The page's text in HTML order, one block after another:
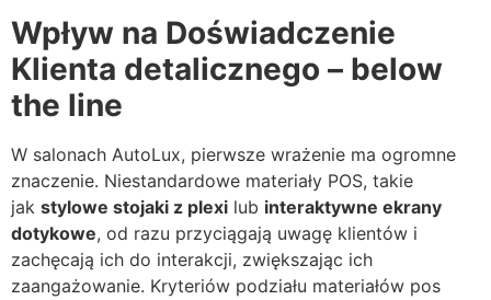
Wpływ na Doświadczenie
Klienta detalicznego – below
the line
W salonach AutoLux, pierwsze wrażenie ma ogromne
znaczenie. Niestandardowe materiały POS, takie
jak stylowe stojaki z plexi lub interaktywne ekrany
dotykowe, od razu przyciągają uwagę klientów i
zachęcają ich do interakcji, zwiększając ich
zaangażowanie. Kryteriów podziału materiałów pos